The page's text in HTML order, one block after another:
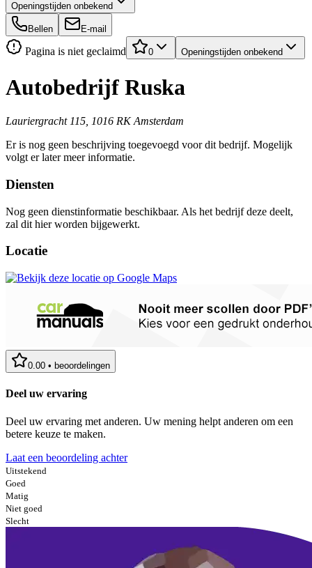
Openingstijden onbekend
Bellen E-mail
Pagina is niet geclaimd 0 Openingstijden onbekend
Autobedrijf Ruska
Lauriergracht 115, 1016 RK Amsterdam
Er is nog geen beschrijving toegevoegd voor dit bedrijf. Mogelijk
volgt er later meer informatie.
Diensten
Nog geen dienstinformatie beschikbaar. Als het bedrijf deze deelt,
zal dit hier worden bijgewerkt.
Locatie
0.00 • beoordelingen
Deel uw ervaring
Deel uw ervaring met anderen. Uw mening helpt anderen om een
betere keuze te maken.
Laat een beoordeling achter
Uitstekend
Goed
Matig
Niet goed
Slecht